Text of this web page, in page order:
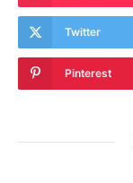
Twitter
Pinterest